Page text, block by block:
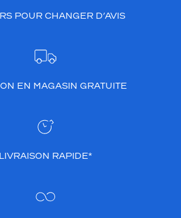
POUR CHANGER D’AVIS
EN MAGASIN GRATUITE
LIVRAISON RAPIDE*